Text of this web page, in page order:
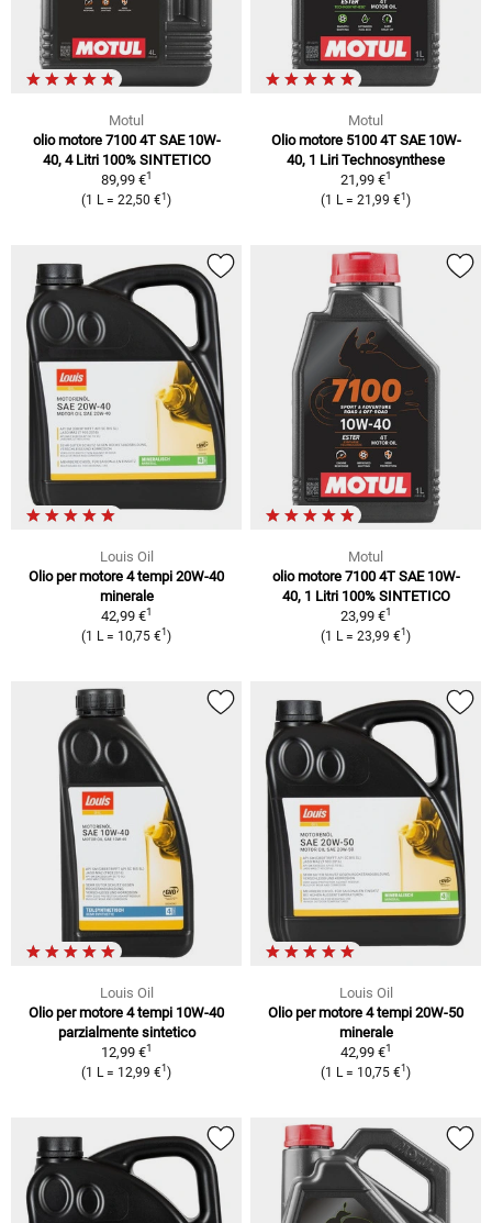
Motul
olio motore 7100 4T SAE 10W-
40, 4 Litri 100% SINTETICO
89,99 €1
(1 L = 22,50 €1 )
Motul
Olio motore 5100 4T SAE 10W-
40, 1 Liri Technosynthese
21,99 €1
(1 L = 21,99 €1 )
Louis Oil
Olio per motore 4 tempi 20W-40
minerale
42,99 €1
(1 L = 10,75 €1 )
Motul
olio motore 7100 4T SAE 10W-
40, 1 Litri 100% SINTETICO
23,99 €1
(1 L = 23,99 €1 )
Louis Oil
Olio per motore 4 tempi 10W-40
parzialmente sintetico
12,99 €1
(1 L = 12,99 €1 )
Louis Oil
Olio per motore 4 tempi 20W-50
minerale
42,99 €1
(1 L = 10,75 €1 )